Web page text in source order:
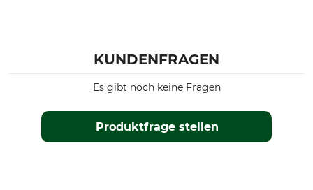
KUNDENFRAGEN
Produktfrage stellen
Es gibt noch keine Fragen